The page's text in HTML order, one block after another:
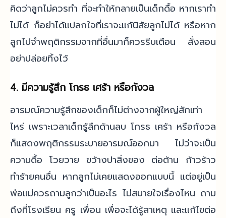
คิดว่าลูกไม่ควรทำ ที่จะทำให้กลายเป็นเด็กดื้อ หากเราทำ
ไม่ได้ ก็อย่าได้แปลกใจที่เราจะแก้นิสัยลูกไม่ได้ หรือหาก
ลูกไปจำพฤติกรรมจากที่อื่นมาก็ควรรีบเตือน สั่งสอน
อย่าปล่อยทิ้งไว้
4. มีความรู้สึก โกรธ เศร้า หรือกังวล
อารมณ์ความรู้สึกของเด็กก็ไม่ต่างจากผู้ใหญ่สักเท่า
ไหร่ เพราะเวลาเด็กรู้สึกด้านลบ โกรธ เศร้า หรือกังวล
ก็แสดงพฤติกรรมระบายอารมณ์ออกมา ไม่ว่าจะเป็น
ความดื้อ โวยวาย ขว้างปาสิ่งของ ต่อต้าน ก้าวร้าว
ทำร้ายคนอื่น หากลูกไม่เคยแสดงออกแบบนี้ แต่อยู่เป็น
พ่อแม่ควรถามลูกว่าเป็นอะไร ไม่สบายใจเรื่องไหน ถาม
ถึงที่โรงเรียน ครู เพื่อน เพื่อจะได้รู้สาเหตุ และแก้ไขต่อ